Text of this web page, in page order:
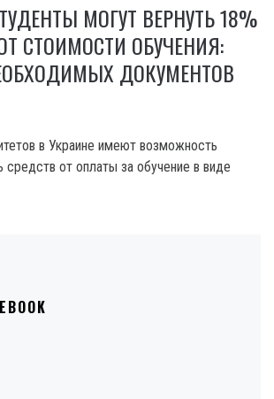
МОГУТ ВЕРНУТЬ 18%
СТОИМОСТИ ОБУЧЕНИЯ:
ДОКУМЕНТОВ
в Украине имеют возможность
средств от оплаты за обучение в виде